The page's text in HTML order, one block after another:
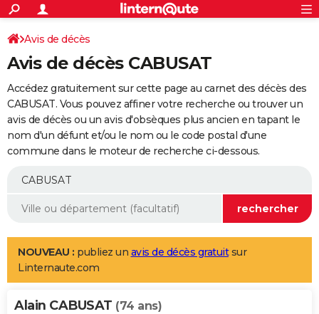
ACTUALITÉS
Politique
Société
Faits Divers
Education
Monde
Villes
+
SPORT
Coupe du monde 2026
Football
Tennis
Cyclisme
Rugby
Forum
Programme TV
TNT
Streaming
Cinéma
Sorties cinéma
Musique
+
FINANCE
Retraite
Epargne
Immobilier
Risques naturels par ville
Banque
Assurance
AUTO
Essais
Réserver un essai
Citadines
Berlines
SUV
Forum auto
+
Mobiles
Meilleur smartphone
Internet
Ordinateurs
Jeux vidéo
Guide high-tech
Aménagement intérieur
LIFESTYLE
Art de vivre
Bien-être
Loisirs
Mode
Modes de vie
Alimentation
Guide de la santé
Maladies
Médicaments
Sommeil
VOYAGE
Avis de décès
Avis de décès CABUSAT
Accédez gratuitement sur cette page au carnet des décès des
CABUSAT. Vous pouvez affiner votre recherche ou trouver un
avis de décès ou un avis d'obsèques plus ancien en tapant le
nom d'un défunt et/ou le nom ou le code postal d'une
commune dans le moteur de recherche ci-dessous.
NOUVEAU : publiez un avis de décès gratuitsur
Linternaute.com
Alain CABUSAT (74 ans)